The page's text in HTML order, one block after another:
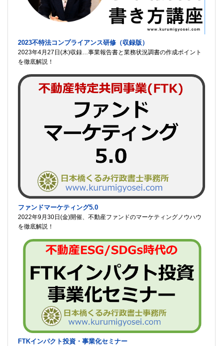
2023不特法コンプライアンス研修（収録版）
2023年4月27日(木)収録…事業報告書と業務状況調書の作成ポイント
を徹底解説！
ファンドマーケティング5.0
2022年9月30日(金)開催、不動産ファンドのマーケティングノウハウ
を徹底解説！
FTKインパクト投資・事業化セミナー